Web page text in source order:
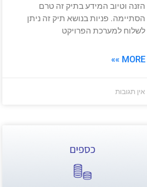
הזנה וטיוב המידע בתיק זה טרם
הסתיימה. פניות בנושא תיק זה ניתן
לשלוח למערכת הפרויקט
MORE »»
אין תגובות